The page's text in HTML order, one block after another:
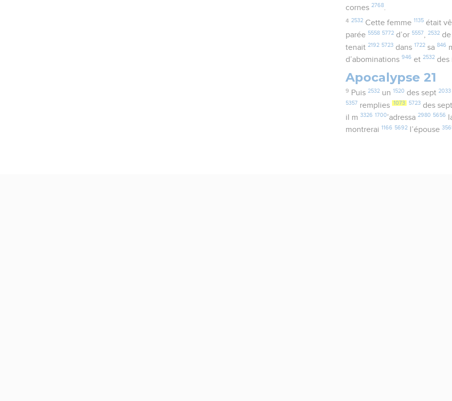
cornes2768
4 2532Cette femme 1135était
parée 5558 5772 d’or 5557,2532
tenait2192 5723 dans 1722 sa846
d’abominations946 et2532 des
Apocalypse 21
9 Puis 2532un 1520 des sept 2033
5357 remplies 1073 5723 des
il m3326 1700’adressa2980 5656
montrerai1166 5692 l’épouse